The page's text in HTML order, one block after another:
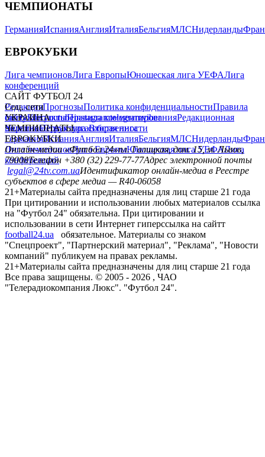
ЧЕМПИОНАТЫ
ГерманияИспанияАнглияИталияБельгияМЛСНидерланды
ЕВРОКУБКИ
Лига чемпионовЛига ЕвропыЮношеская лига УЕФАЛига
конференций
САЙТ ФУТБОЛ 24
РедакцияПрогнозыПолитика конфиденциальностиПравила
сайтуКонтактыПравила комментированияРедакционная
политикаСтруктура собственности
Соц. сети
facebookxyoutubeinstagramtelegramviber
УКРАИНА
УкраинаПервая лигаВторая лига
ЧЕМПИОНАТЫ
ГерманияИспанияАнглияИталияБельгияМЛСНидерланды
ЕВРОКУБКИ
Лига чемпионовЛига ЕвропыЮношеская лига УЕФАЛига
конференций
Онлайн-медиа «Футбол 24»пл. Галицкая, дом. 15, м. Львов,
79008Телефон +380 (32) 229-77-77Адрес электронной почты
legal@24tv.com.uaИдентификатор онлайн-медиа в Реестре
субъектов в сфере медиа — R40-06058
21+Материалы сайта предназначены для лиц старше 21 года
При цитировании и использовании любых материалов ссылка
на "Футбол 24" обязательна. При цитировании и
использовании в сети Интернет гиперссылка на сайтт
football24.ua
обязательное. Материалы со знаком
"Спецпроект", "Партнерский материал", "Реклама", "Новости
компаний" публикуем на правах рекламы.
21+Материалы сайта предназначены для лиц старше 21 года
Все права защищены. © 2005 - 2026 , ЧАО
"Телерадиокомпания Люкс". "Футбол 24".